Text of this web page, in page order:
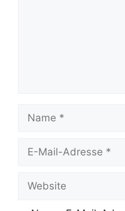
Name
Website